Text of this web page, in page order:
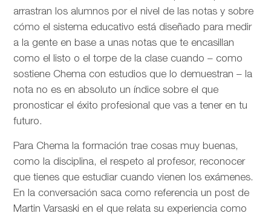
arrastran los alumnos por el nivel de las notas y sobre
cómo el sistema educativo está diseñado para medir
a la gente en base a unas notas que te encasillan
como el listo o el torpe de la clase cuando – como
sostiene Chema con estudios que lo demuestran – la
nota no es en absoluto un índice sobre el que
pronosticar el éxito profesional que vas a tener en tu
futuro.
Para Chema la formación trae cosas muy buenas,
como la disciplina, el respeto al profesor, reconocer
que tienes que estudiar cuando vienen los exámenes.
En la conversación saca como referencia un post de
Martin Varsaski en el que relata su experiencia como